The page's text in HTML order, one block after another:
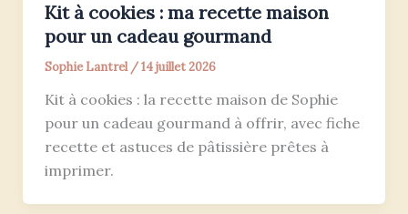
Kit à cookies : ma recette maison
pour un cadeau gourmand
Sophie Lantrel/14 juillet 2026
Kit à cookies : la recette maison de Sophie
pour un cadeau gourmand à offrir, avec fiche
recette et astuces de pâtissière prêtes à
imprimer.